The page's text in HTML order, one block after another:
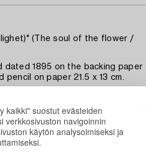
kaikki" suostut evästeiden
verkkosivuston navigoinnin
käytön analysoimiseksi ja
(The soul of the flower /
dated 1895 on the backing paper
pencil on paper 21.5 x 13 cm.
Marcus (the artist's niece).
Herman Gustaf Turitz,